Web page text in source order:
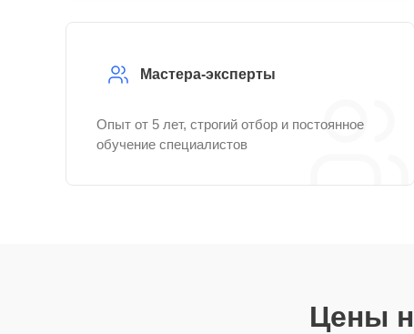
Мастера-эксперты
Опыт от 5 лет, строгий отбор и постоянное
обучение специалистов
Цены